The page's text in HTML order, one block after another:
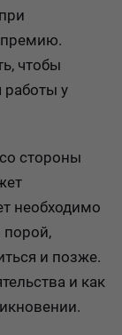
чтобы
работы у
стороны
необходимо
порой,
и позже.
и как